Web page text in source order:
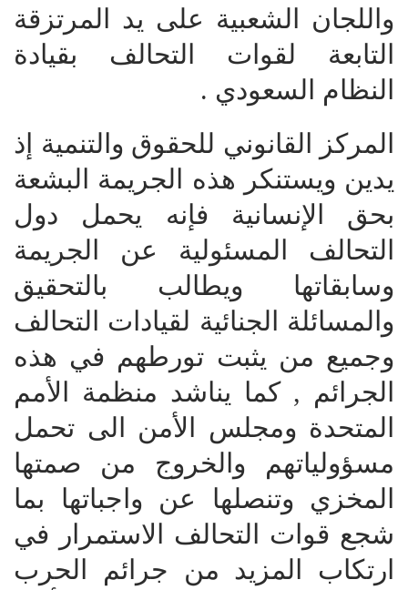
واللجان الشعبية على يد المرتزقة
التابعة لقوات التحالف بقيادة
النظام السعودي .
المركز القانوني للحقوق والتنمية إذ
يدين ويستنكر هذه الجريمة البشعة
بحق الإنسانية فإنه يحمل دول
التحالف المسئولية عن الجريمة
وسابقاتها ويطالب بالتحقيق
والمسائلة الجنائية لقيادات التحالف
وجميع من يثبت تورطهم في هذه
الجرائم , كما يناشد منظمة الأمم
المتحدة ومجلس الأمن الى تحمل
مسؤولياتهم والخروج من صمتها
المخزي وتنصلها عن واجباتها بما
شجع قوات التحالف الاستمرار في
ارتكاب المزيد من جرائم الحرب